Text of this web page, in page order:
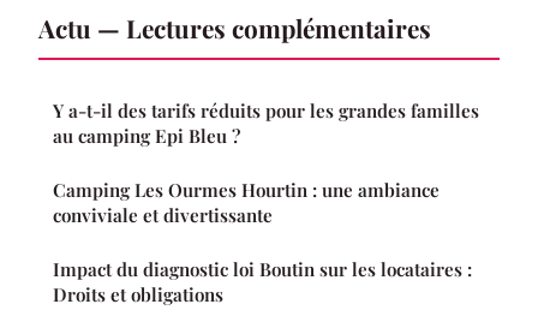
Actu — Lectures complémentaires
Y a-t-il des tarifs réduits pour les grandes familles
au camping Epi Bleu ?
Camping Les Ourmes Hourtin : une ambiance
conviviale et divertissante
Impact du diagnostic loi Boutin sur les locataires :
Droits et obligations